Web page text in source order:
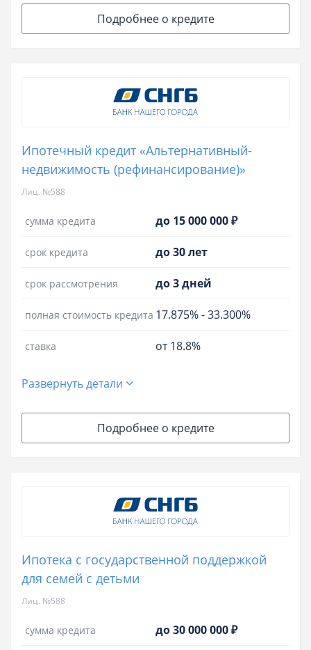
Подробнее о кредите
Ипотечный кредит «Альтернативный-
недвижимость (рефинансирование)»
Лиц. №588
сумма кредита до 15 000 000 ₽
срок кредита до 30 лет
срок рассмотрения до 3 дней
полная стоимость кредита 17.875%-33.300%
ставка от 18.8%
Развернуть детали
Подробнее о кредите
Ипотека с государственной поддержкой
для семей с детьми
Лиц. №588
сумма кредита до 30 000 000 ₽